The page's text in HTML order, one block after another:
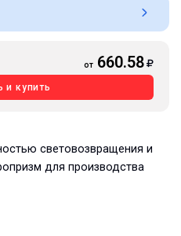
от 660.58
и купить
световозвращения и
для производства